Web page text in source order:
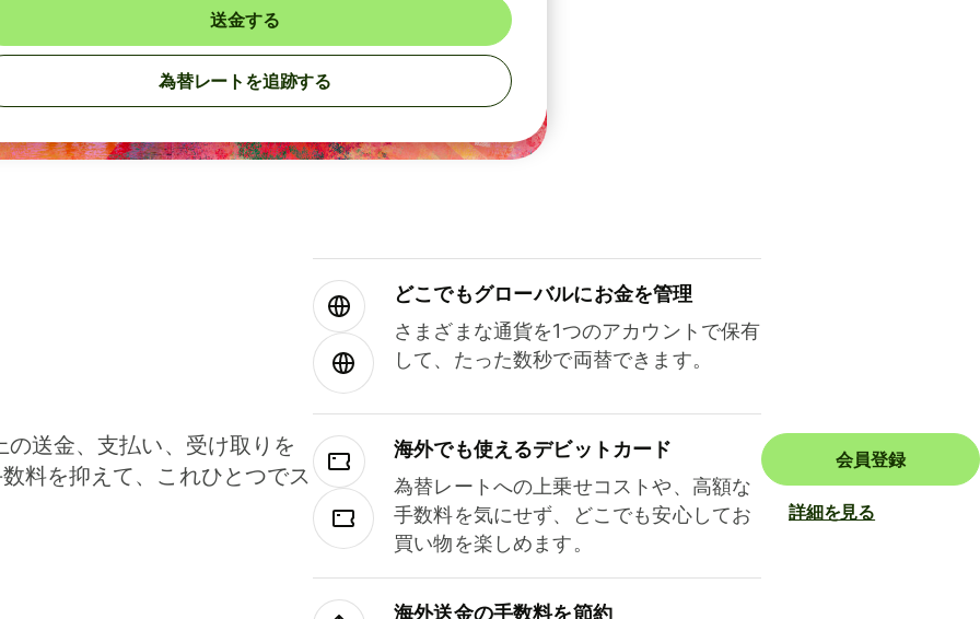
送金する
為替レートを追跡する
送金、支払い、受け取りを
料を抑えて、これひとつでス
どこでもグ⁠ロ⁠ー⁠バ⁠ルにお金を管理
さまざまな通貨を1つのアカウントで保有
して、たった数秒で両替できます。
海外でも使えるデビットカード
為替レートへの上乗せコストや、高額な
手数料を気にせず、どこでも安心してお
買い物を楽しめます。
海外送金の手数料を節約
会員登録
詳細を見る